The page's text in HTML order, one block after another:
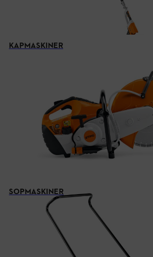
KAPMASKINER
SOPMASKINER
STIHL AP-System – redo för